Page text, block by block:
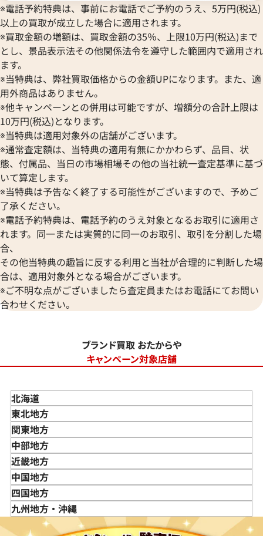
※電話予約特典は、事前にお電話でご予約のうえ、5万円(税込)
以上の買取が成立した場合に適用されます。
※買取金額の増額は、買取金額の35％、上限10万円(税込)まで
とし、景品表示法その他関係法令を遵守した範囲内で適用され
ます。
※当特典は、弊社買取価格からの金額UPになります。また、適
用外商品はありません。
※他キャンペーンとの併用は可能ですが、増額分の合計上限は
10万円(税込)となります。
※当特典は適用対象外の店舗がございます。
※通常査定額は、当特典の適用有無にかかわらず、品目、状
態、付属品、当日の市場相場その他の当社統一査定基準に基づ
いて算定します。
※当特典は予告なく終了する可能性がございますので、予めご
了承ください。
※電話予約特典は、電話予約のうえ対象となるお取引に適用さ
れます。同一または実質的に同一のお取引、取引を分割した場
合、
その他当特典の趣旨に反する利用と当社が合理的に判断した場
合は、適用対象外となる場合がございます。
※ご不明な点がございましたら査定員またはお電話にてお問い
合わせください。
ブランド買取 おたからや
キャンペーン対象店舗
北海道
東北地方
青森県
岩手県
宮城県
秋田県
山形県
福島県
関東地方
東京都
神奈川県
埼玉県
千葉県
茨城県
栃木県
中部地方
新潟県
富山県
石川県
山梨県
長野県
近畿地方
三重県
滋賀県
京都府
中国地方
鳥取県
島根県
四国地方
徳島県
九州地方・沖縄